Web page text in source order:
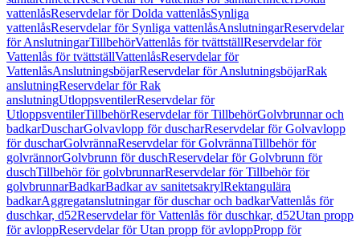
vattenlåsReservdelar för Dolda vattenlåsSynliga
vattenlåsReservdelar för Synliga vattenlåsAnslutningarReservdelar
för AnslutningarTillbehörVattenlås för tvättställReservdelar för
Vattenlås för tvättställVattenlåsReservdelar för
VattenlåsAnslutningsböjarReservdelar för AnslutningsböjarRak
anslutningReservdelar för Rak
anslutningUtloppsventilerReservdelar för
UtloppsventilerTillbehörReservdelar för TillbehörGolvbrunnar och
badkarDuscharGolvavlopp för duscharReservdelar för Golvavlopp
för duscharGolvrännaReservdelar för GolvrännaTillbehör för
golvrännorGolvbrunn för duschReservdelar för Golvbrunn för
duschTillbehör för golvbrunnarReservdelar för Tillbehör för
golvbrunnarBadkarBadkar av sanitetsakrylRektangulära
badkarAggregatanslutningar för duschar och badkarVattenlås för
duschkar, d52Reservdelar för Vattenlås för duschkar, d52Utan propp
för avloppReservdelar för Utan propp för avloppPropp för